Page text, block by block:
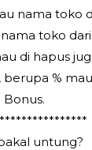
nama toko
toko
di hapus
berupa %
untung?